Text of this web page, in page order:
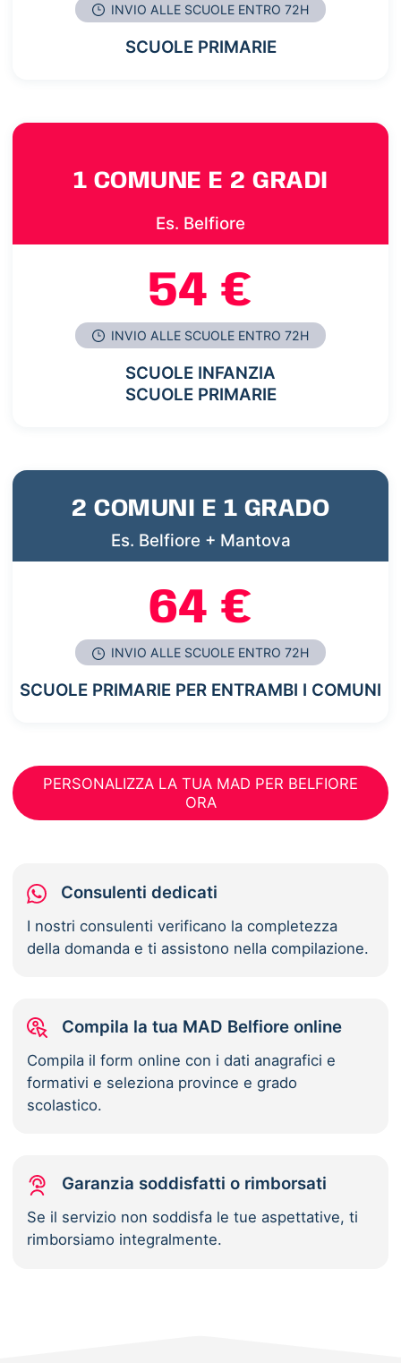
INVIO ALLE SCUOLE ENTRO 72H
SCUOLE PRIMARIE
1 COMUNE E 2 GRADI
Es. Belfiore
54 €
INVIO ALLE SCUOLE ENTRO 72H
SCUOLE INFANZIA
SCUOLE PRIMARIE
2 COMUNI E 1 GRADO
Es. Belfiore + Mantova
64 €
INVIO ALLE SCUOLE ENTRO 72H
SCUOLE PRIMARIE PER ENTRAMBI I COMUNI
PERSONALIZZA LA TUA MAD PER BELFIORE
ORA
Consulenti dedicati
I nostri consulenti verificano la completezza
della domanda e ti assistono nella compilazione.
Compila la tua MAD Belfiore online
Compila il form online con i dati anagrafici e
formativi e seleziona province e grado
scolastico.
Garanzia soddisfatti o rimborsati
Se il servizio non soddisfa le tue aspettative, ti
rimborsiamo integralmente.